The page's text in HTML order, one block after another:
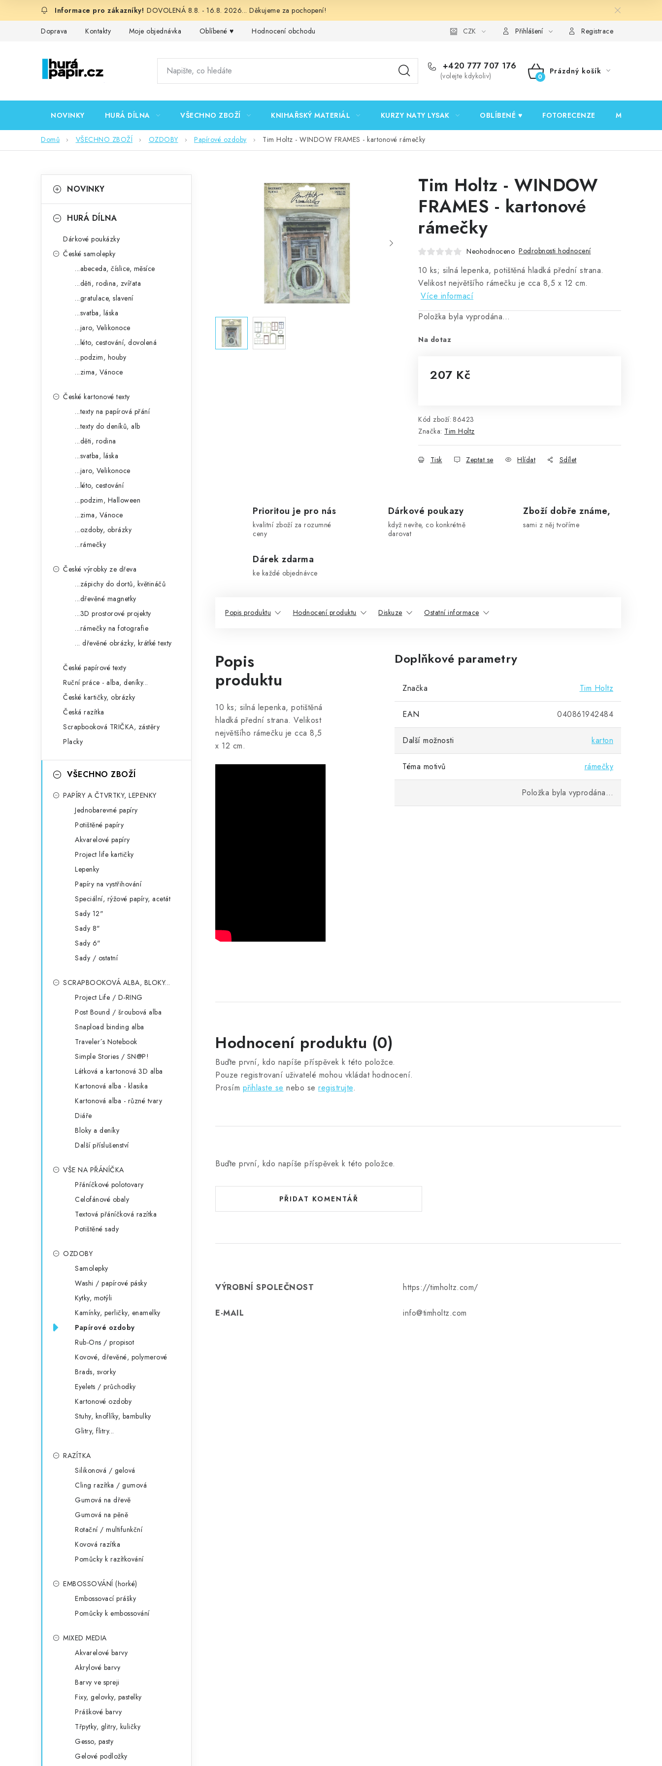
DOVOLENÁ 8.8. - 16.8. 2026... Děkujeme za pochopení!
Doprava Kontakty Moje objednávka Oblíbené ♥️ Hodnocení obchodu Podmínky ochrany osobních údajů Ověřování recenzí
CZK Přihlášení Registrace
+420 777 707 176
(volejte kdykoliv)
NÁKUPNÍ
Prázdný košík
NOVINKY HURÁ DÍLNA VŠECHNO ZBOŽÍ KNIHAŘSKÝ MATERIÁL KURZY NATY LYSAK OBLÍBENÉ ♥️ FOTORECENZE MOJE
Domů VŠECHNO ZBOŽÍ OZDOBY Papírové ozdoby Tim Holtz - WINDOW FRAMES - kartonové rámečky
okategorie
a
NOVINKY
HURÁ DÍLNA
Dárkové poukázky
České samolepky
...abeceda, číslice, měsíce
...děti, rodina, zvířata
...gratulace, slavení
...svatba, láska
...jaro, Velikonoce
...léto, cestování, dovolená
...podzim, houby
...zima, Vánoce
České kartonové texty
...texty na papírová přání
...texty do deníků, alb
...děti, rodina
...svatba, láska
...jaro, Velikonoce
...léto, cestování
...podzim, Halloween
...zima, Vánoce
...ozdoby, obrázky
...rámečky
České výrobky ze dřeva
...zápichy do dortů, květináčů
...dřevěné magnetky
...3D prostorové projekty
...rámečky na fotografie
... dřevěné obrázky, krátké texty
České papírové texty
Ruční práce - alba, deníky...
České kartičky, obrázky
Česká razítka
Scrapbooková TRIČKA, zástěry
Placky
VŠECHNO ZBOŽÍ
PAPÍRY A ČTVRTKY, LEPENKY
Jednobarevné papíry
Potištěné papíry
Akvarelové papíry
Project life kartičky
Lepenky
Papíry na vystřihování
Speciální, rýžové papíry, acetát
Sady 12"
Sady 8"
Sady 6"
Sady / ostatní
SCRAPBOOKOVÁ ALBA, BLOKY...
Project Life / D-RING
Post Bound / šroubová alba
Snapload binding alba
Traveler´s Notebook
Simple Stories / SN@P!
Látková a kartonová 3D alba
Kartonová alba - klasika
Kartonová alba - různé tvary
Diáře
Bloky a deníky
Další příslušenství
VŠE NA PŘÁNÍČKA
Přáníčkové polotovary
Celofánové obaly
Textová přáníčková razítka
Potištěné sady
OZDOBY
Samolepky
Washi / papírové pásky
Kytky, motýli
Kamínky, perličky, enamelky
Papírové ozdoby
Rub-Ons / propisot
Kovové, dřevěné, polymerové
Brads, svorky
Eyelets / průchodky
Kartonové ozdoby
Stuhy, knoflíky, bambulky
Glitry, flitry...
RAZÍTKA
Silikonová / gelová
Cling razítka / gumová
Gumová na dřevě
Gumová na pěně
Rotační / multifunkční
Kovová razítka
Pomůcky k razítkování
EMBOSSOVÁNÍ (horké)
Embossovací prášky
Pomůcky k embossování
MIXED MEDIA
Akvarelové barvy
Akrylové barvy
Barvy ve spreji
Fixy, gelovky, pastelky
Práškové barvy
Třpytky, glitry, kuličky
Gesso, pasty
Gelové podložky
Tim Holtz - WINDOW
FRAMES - kartonové
rámečky
Neohodnoceno Podrobnosti hodnocení
10 ks; silná lepenka, potištěná hladká přední strana.
Velikost největšího rámečku je cca 8,5 x 12 cm.
Více informací
Položka byla vyprodána…
Na dotaz
207 Kč
Kód zboží: 86423
Značka: Tim Holtz
Tisk Zeptat se Hlídat Sdílet
Prioritou je pro nás
kvalitní zboží za rozumné
ceny
Dárkové poukazy
když nevíte, co konkrétně
darovat
Zboží dobře známe,
sami z něj tvoříme
Dárek zdarma
ke každé objednávce
Popis produktu Hodnocení produktu Diskuze Ostatní informace
Popis
produktu
10 ks; silná lepenka, potištěná
hladká přední strana. Velikost
největšího rámečku je cca 8,5
x 12 cm.
Doplňkové parametry
Značka Tim Holtz
EAN 040861942484
Další možnosti karton
Téma motivů rámečky
Položka byla vyprodána…
Hodnocení produktu (0)
Buďte první, kdo napíše příspěvek k této položce.
Pouze registrovaní uživatelé mohou vkládat hodnocení.
Prosím přihlaste se nebo se registrujte.
Buďte první, kdo napíše příspěvek k této položce.
PŘIDAT KOMENTÁŘ
VÝROBNÍ SPOLEČNOST https://timholtz.com/
E-MAIL info@timholtz.com